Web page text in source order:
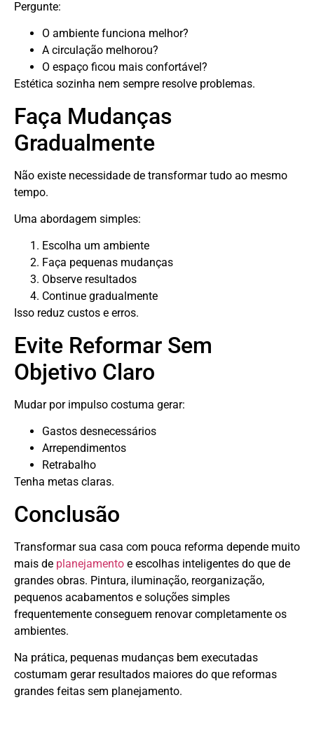
Pergunte:
O ambiente funciona melhor?
A circulação melhorou?
O espaço ficou mais confortável?
Estética sozinha nem sempre resolve problemas.
Faça Mudanças
Gradualmente
Não existe necessidade de transformar tudo ao mesmo
tempo.
Uma abordagem simples:
Escolha um ambiente
Faça pequenas mudanças
Observe resultados
Continue gradualmente
Isso reduz custos e erros.
Evite Reformar Sem
Objetivo Claro
Mudar por impulso costuma gerar:
Gastos desnecessários
Arrependimentos
Retrabalho
Tenha metas claras.
Conclusão
Transformar sua casa com pouca reforma depende muito
mais de planejamento e escolhas inteligentes do que de
grandes obras. Pintura, iluminação, reorganização,
pequenos acabamentos e soluções simples
frequentemente conseguem renovar completamente os
ambientes.
Na prática, pequenas mudanças bem executadas
costumam gerar resultados maiores do que reformas
grandes feitas sem planejamento.